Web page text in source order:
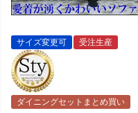
サイズ変更可 受注生産
ダイニングセットまとめ買い